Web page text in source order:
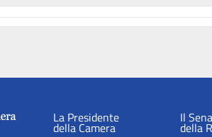
La Presidente
della Camera
Il
della